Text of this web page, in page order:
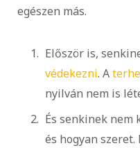
egészen más.
Először is,
védekezni. A
nyilván nem is
És senkinek nem
és hogyan